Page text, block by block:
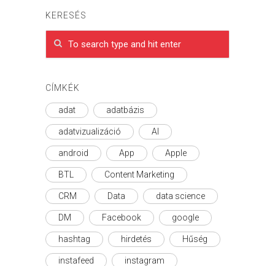
KERESÉS
CÍMKÉK
adat adatbázis
adatvizualizáció AI
android App Apple
BTL Content Marketing
CRM Data data science
DM Facebook google
hashtag hirdetés Hűség
instafeed instagram